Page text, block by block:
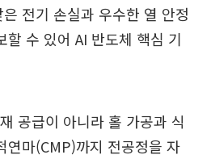
전기 손실과 우수한 열 안정
할 수 있어 AI 반도체 핵심 기
공급이 아니라 홀 가공과 식
연마(CMP)까지 전공정을 자